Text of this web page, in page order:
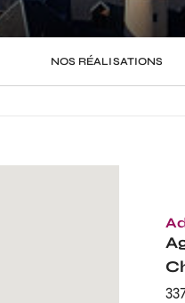
NOS RÉALISATIONS